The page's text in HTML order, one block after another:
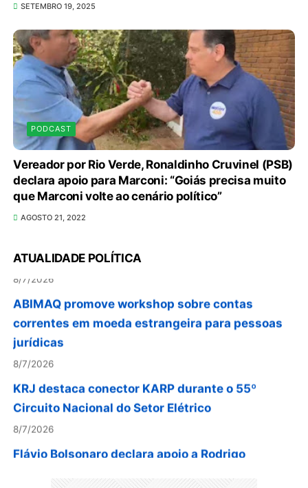
SETEMBRO 19, 2025
PODCAST
Vereador por Rio Verde, Ronaldinho Cruvinel (PSB)
declara apoio para Marconi: “Goiás precisa muito
que Marconi volte ao cenário político”
AGOSTO 21, 2022
ATUALIDADE POLÍTICA
Em convenção do Republicanos, Flávio
8/7/2026
ABIMAQ promove workshop sobre contas
correntes em moeda estrangeira para pessoas
jurídicas
8/7/2026
KRJ destaca conector KARP durante o 55º
Circuito Nacional do Setor Elétrico
8/7/2026
Flávio Bolsonaro declara apoio a Rodrigo
Valadares e Coronel Rocha na disputa pelo